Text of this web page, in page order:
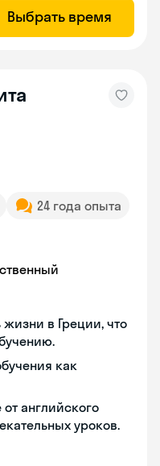
Выбрать время
24 года опыта
в Греции, что
как
английского
уроков.